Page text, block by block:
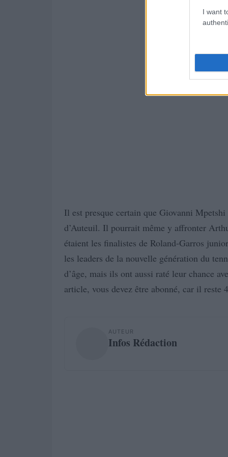
I want
Il est presque certain que Giovanni
d’Auteuil. Il pourrait même y affronter
étaient les finalistes de Roland-Garros
les leaders de la nouvelle génération du
d’âge, mais ils ont aussi raté leur chance
article, vous devez être abonné, car il reste
AUTEUR
Infos Rédaction